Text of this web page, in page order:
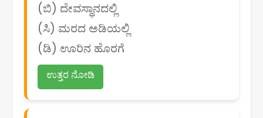
(ಬಿ) ದೇವಸ್ಥಾನದಲ್ಲಿ
(ಸಿ) ಮರದ ಅಡಿಯಲ್ಲಿ
(ಡಿ) ಊರಿನ ಹೊರಗೆ
ಉತ್ತರ ನೋಡಿ